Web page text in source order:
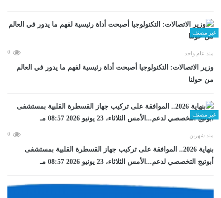
غير مصنف
منذ عام واحد 0
وزير الاتصالات: التكنولوجيا أصبحت أداة رئيسية لفهم ما يدور في العالم
من حولنا
غير مصنف
منذ شهرين 0
بنهاية 2026.. الموافقة على تركيب جهاز القسطرة القلبية بمستشفى
أبوتيج التخصصي لدعم...الأمس الثلاثاء، 23 يونيو 2026 08:57 مـ